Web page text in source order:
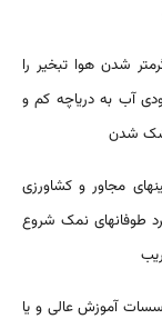
شدن هوا تبخیر را
آب به دریاچه کم و
شدن
مجاور و کشاورزی
کرد طوفانهای نمک شروع
آموزش عالی و یا